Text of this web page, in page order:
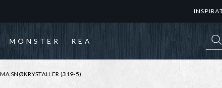
MÖNSTER REA
SNØKRYSTALLER (319-5)